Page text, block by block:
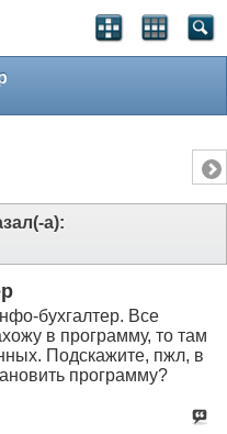
без рекламы
а):
бухгалтер. Все
в программу, то там
Подскажите, пжл, в
программу?